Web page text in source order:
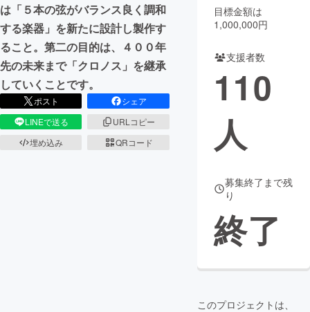
CAMPFIREふるさと納税machi-ya コミュニティ
は「５本の弦がバランス良く調和
する楽器」を新たに設計し製作す
ること。第二の目的は、４００年
先の未来まで「クロノス」を継承
していくことです。
ポスト
シェア
LINEで送る
URLコピー
埋め込み
QRコード
目標金額は
1,000,000円
支援者数
110
人
募集終了まで残
り
終了
このプロジェクトは、